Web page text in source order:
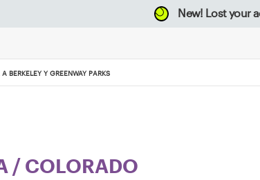
New! Lost your
BERKELEY Y GREENWAY PARKS
/ COLORADO